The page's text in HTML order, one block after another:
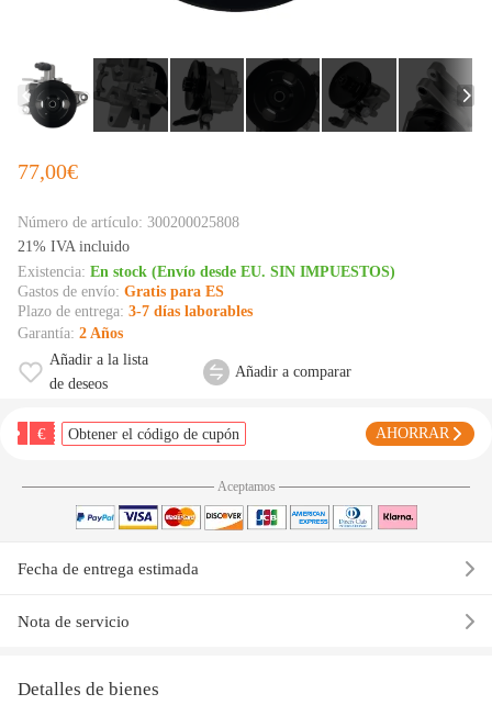
77,00€
Número de artículo: 300200025808
21% IVA incluido
Existencia: En stock (Envío desde EU. SIN IMPUESTOS)
Gastos de envío: Gratis para ES
Plazo de entrega: 3-7 días laborables
Garantía: 2 Años
Añadir a la lista
de deseos
Añadir a comparar
€ Obtener el código de cupón AHORRAR
Aceptamos
Fecha de entrega estimada
Nota de servicio
Detalles de bienes